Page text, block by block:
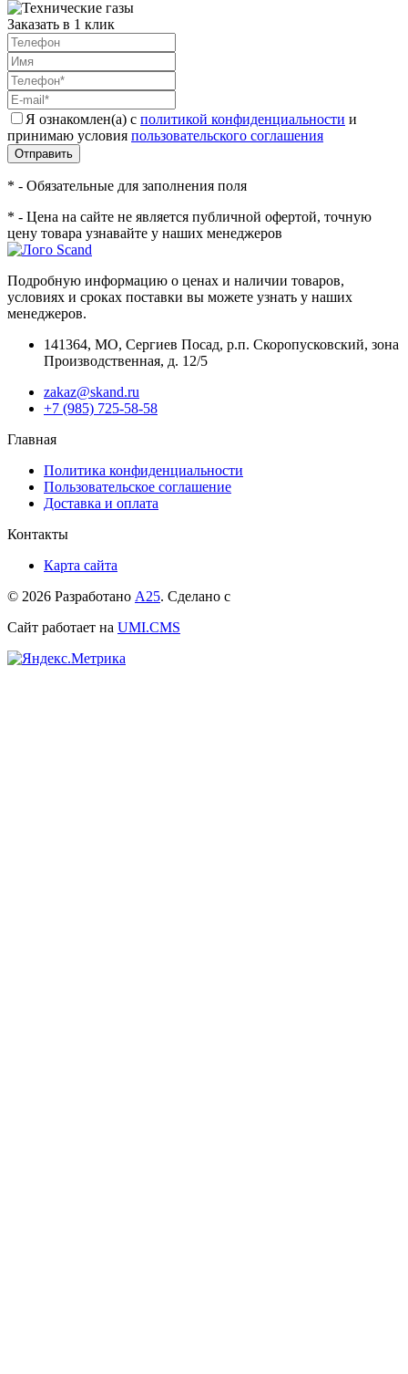
Заказать в 1 клик
Я ознакомлен(а) с политикой конфиденциальности и
принимаю условия пользовательского соглашения
Отправить
* - Обязательные для заполнения поля
* - Цена на сайте не является публичной офертой, точную
цену товара узнавайте у наших менеджеров
Подробную информацию о ценах и наличии товаров,
условиях и сроках поставки вы можете узнать у наших
менеджеров.
141364, МО, Сергиев Посад, р.п. Скоропусковский, зона
Производственная, д. 12/5
zakaz@skand.ru
+7 (985) 725-58-58
Главная
Политика конфиденциальности
Пользовательское соглашение
Доставка и оплата
Контакты
Карта сайта
© 2026 Разработано А25. Сделано с
Сайт работает на UMI.CMS